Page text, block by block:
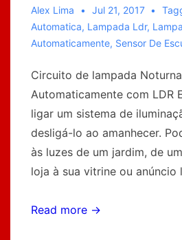
Alex Lima Jul 21, 2017
Automatica, Lampada Ldr,
Automaticamente, Sensor De
Circuito de lampada Noturna
Automaticamente com LDR
ligar um sistema de
desligá-lo ao amanhecer.
às luzes de um jardim, de
loja à sua vitrine ou anúncio
Circuito
Read more →